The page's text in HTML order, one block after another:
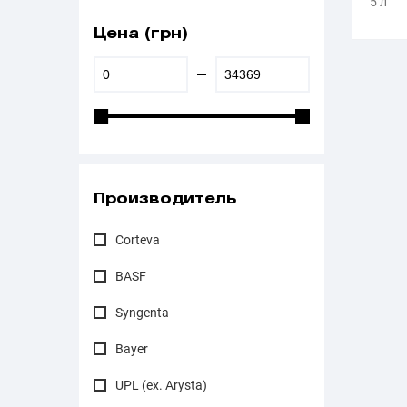
Цена (грн)
Производитель
Corteva
BASF
Syngenta
Bayer
UPL (ex. Arysta)